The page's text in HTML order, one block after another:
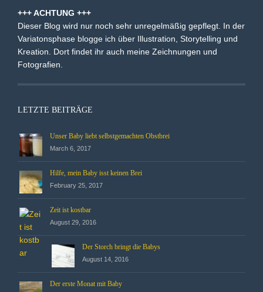
+++ ACHTUNG +++
Dieser Blog wird nur noch sehr unregelmäßig gepflegt. In der
Variatonsphase blogge ich über Illustration, Storytelling und
Kreation. Dort findet ihr auch meine Zeichnungen und
Fotografien.
LETZTE BEITRÄGE
Unser Baby liebt selbstgemachten Obstbrei
March 6, 2017
Hilfe, mein Baby isst keinen Brei
February 25, 2017
Zeit ist kostbar
August 29, 2016
Der Storch bringt die Babys
August 14, 2016
Der erste Monat mit Baby